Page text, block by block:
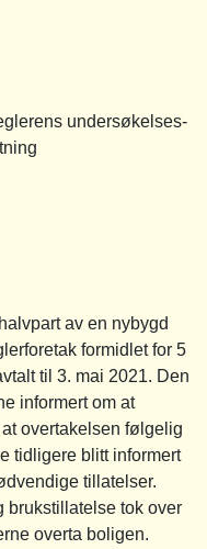
undersøkelses-
av en nybygd
formidlet for 5
til 3. mai 2021. Den
informert om at
overtakelsen følgelig
tidligere blitt informert
tillatelser.
brukstillatelse tok over
overta boligen.